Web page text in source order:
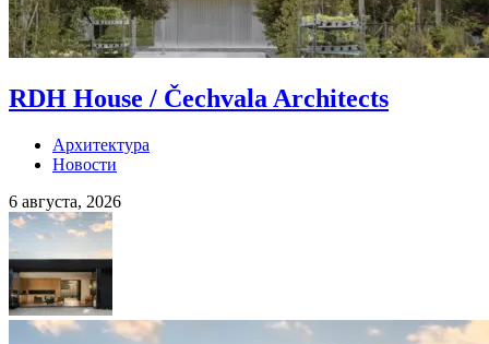
RDH House / Čechvala Architects
Архитектура
Новости
6 августа, 2026